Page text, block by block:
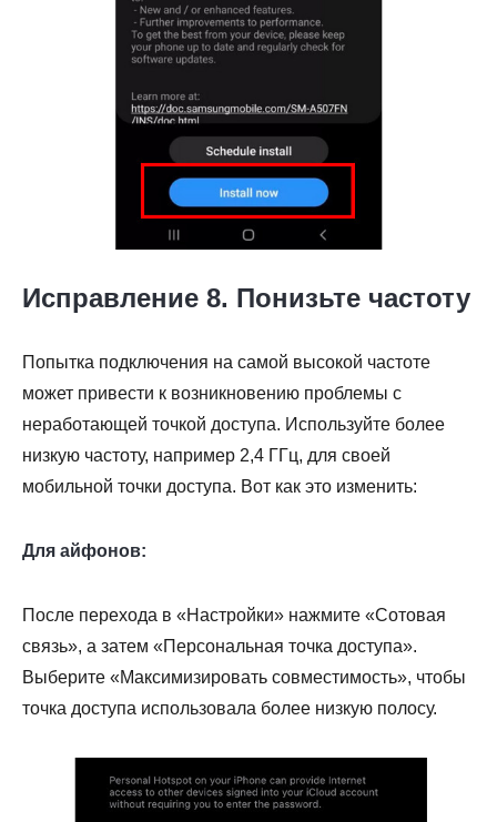
Исправление 8. Понизьте частоту
Попытка подключения на самой высокой частоте
может привести к возникновению проблемы с
неработающей точкой доступа. Используйте более
низкую частоту, например 2,4 ГГц, для своей
мобильной точки доступа. Вот как это изменить:
Для айфонов:
После перехода в «Настройки» нажмите «Сотовая
связь», а затем «Персональная точка доступа».
Выберите «Максимизировать совместимость», чтобы
точка доступа использовала более низкую полосу.